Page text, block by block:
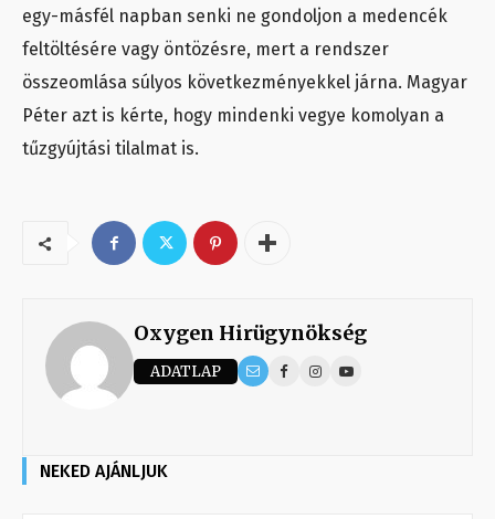
egy-másfél napban senki ne gondoljon a medencék
feltöltésére vagy öntözésre, mert a rendszer
összeomlása súlyos következményekkel járna. Magyar
Péter azt is kérte, hogy mindenki vegye komolyan a
tűzgyújtási tilalmat is.
Oxygen Hirügynökség
ADATLAP
NEKED AJÁNLJUK